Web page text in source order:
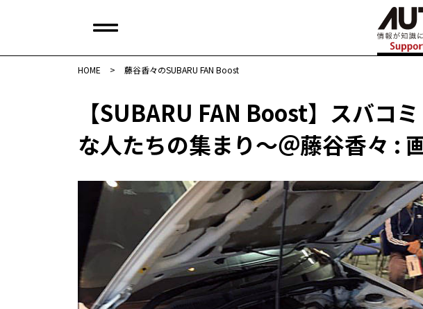
HOME > 藤谷香々のSUBARU FAN Boost
【SUBARU FAN Boost】スバコ
な人たちの集まり〜＠藤谷香々 :